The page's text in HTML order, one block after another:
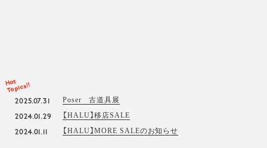
Hot
Topics!!
2025.07.31 Poser 古道具展
2024.01.29 【HALU】移店SALE
2024.01.11 【HALU】MORE SALEのお知らせ